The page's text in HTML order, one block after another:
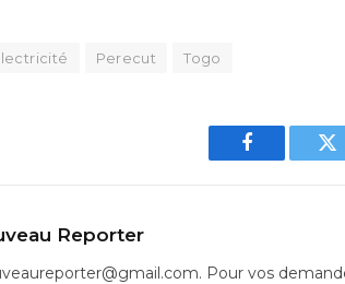
Perecut Togo
Facebook
Reporter
Pour vos